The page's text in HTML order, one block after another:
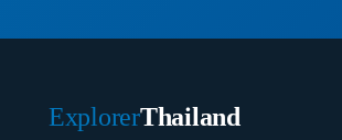
Thailand
Explorer